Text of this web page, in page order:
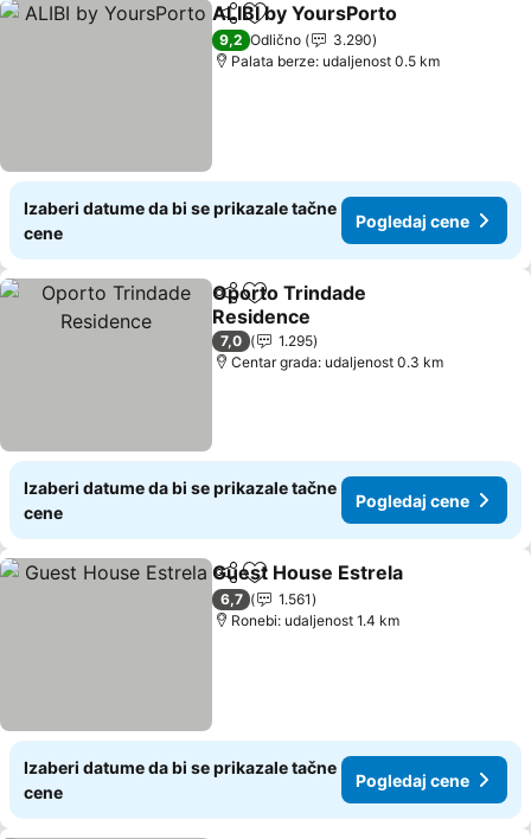
Deli Dodati u favorite
ALIBI by YoursPorto
9,2 Odlično
3.290
Palata berze: udaljenost 0.5 km
Izaberi datume da bi se prikazale tačne
cene
Pogledaj cene
Deli Dodati u favorite
Oporto Trindade
Residence
Pogledaj cene
7,0
1.295
Centar grada: udaljenost 0.3 km
Izaberi datume da bi se prikazale tačne
cene
Pogledaj cene
Deli Dodati u favorite
Guest House Estrela
6,7
1.561
Ronebi: udaljenost 1.4 km
Izaberi datume da bi se prikazale tačne
cene
Pogledaj cene